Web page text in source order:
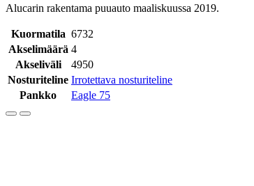
Alucarin rakentama puuauto maaliskuussa 2019.
Kuormatila 6732
Akselimäärä 4
Akseliväli
4950
Nosturiteline Irrotettava nosturiteline
Pankko
Eagle 75